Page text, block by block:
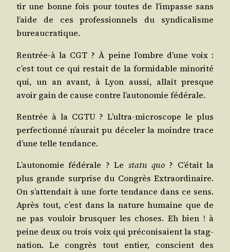
tir une bonne fois pour toutes de l’impasse sans
l’aide de ces pro­fes­sion­nels du syn­di­ca­lisme
bureaucratique.
Rentrée‑à la CGT ? À peine l’ombre d’une voix :
c’est tout ce qui res­tait de la for­mi­dable mino­ri­té
qui, un an avant, à Lyon aus­si, allait presque
avoir gain de cause contre l’autonomie fédérale.
Ren­trée à la CGTU ? L’ultra-microscope le plus
per­fec­tion­né n’aurait pu déce­ler la moindre trace
d’une telle tendance.
L’autonomie fédé­rale ? Le sta­tu quo? C’était la
plus grande sur­prise du Congrès Extra­or­di­naire.
On s’attendait à une forte ten­dance dans ce sens.
Après tout, c’est dans la nature humaine que de
ne pas vou­loir brus­quer les choses. Eh bien ! à
peine deux ou trois voix qui pré­co­ni­saient la stag­
na­tion. Le congrès tout entier, conscient des